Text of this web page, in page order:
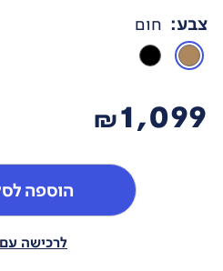
צבע: חום
1,099
₪
הוספה
לרכישה עם